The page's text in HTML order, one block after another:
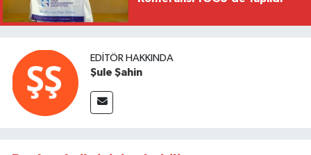
EDITÖR HAKKINDA
Şule Şahin